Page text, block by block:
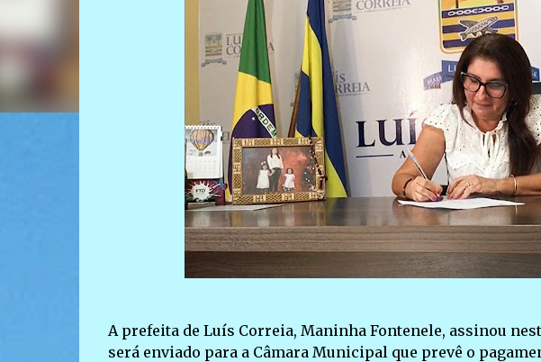
A prefeita de Luís Correia, Maninha Fontenele, assinou
será enviado para a Câmara Municipal que prevê o